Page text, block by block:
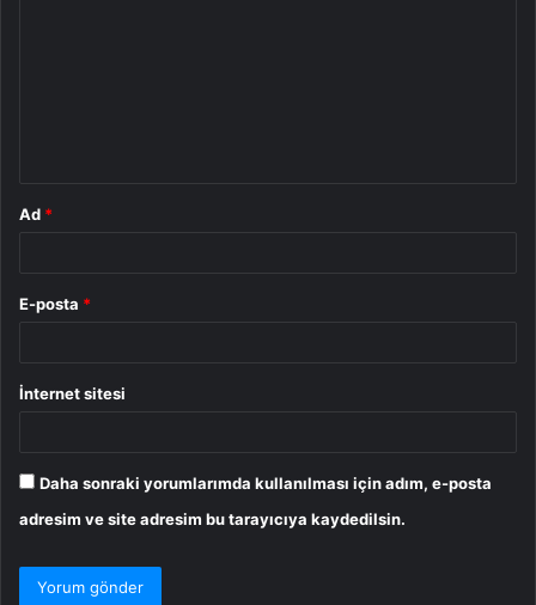
Ad *
E-posta *
İnternet sitesi
Daha sonraki yorumlarımda kullanılması için adım, e-posta
adresim ve site adresim bu tarayıcıya kaydedilsin.